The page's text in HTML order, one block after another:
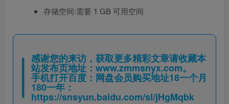
存储空间:需要 1 GB 可用空间
感谢您的来访，获取更多精彩文章请收藏本
站发布页地址： www.zmmsnyx.com。
手机打开百度：网盘会员购买地址18一个月
180一年：
https://snsyun.baidu.com/sl/jHgMqbk